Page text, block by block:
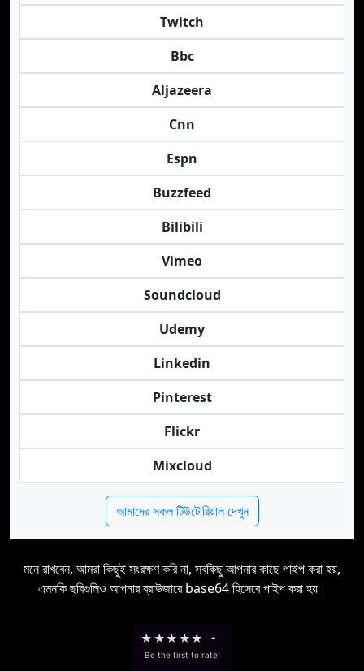
Twitch
Bbc
Aljazeera
Cnn
Espn
Buzzfeed
Bilibili
Vimeo
Soundcloud
Udemy
Linkedin
Pinterest
Flickr
Mixcloud
আমাদের সকল টিউটোরিয়াল দেখুন
মনে রাখবেন, আমরা কিছুই সংরক্ষণ করি না, সবকিছু আপনার কাছে পাইপ করা হয়,
এমনকি ছবিগুলিও আপনার ব্রাউজারে base64 হিসেবে পাইপ করা হয়।
★ ★★ ★★ -
Be the first to rate!